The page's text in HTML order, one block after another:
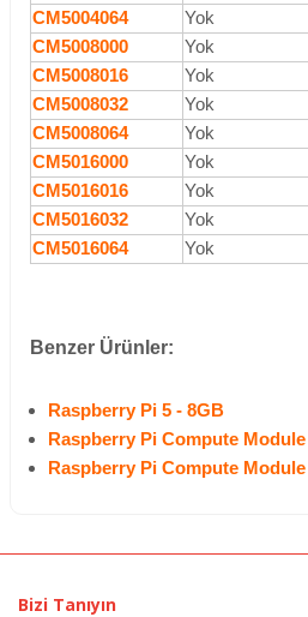
CM5004064
Yok
CM5008000
Yok
CM5008016
Yok
CM5008032
Yok
CM5008064
Yok
CM5016000
Yok
CM5016016
Yok
CM5016032
Yok
CM5016064
Yok
Benzer Ürünler:
Raspberry Pi 5 - 8GB
Raspberry Pi Compute
Raspberry Pi Compute
Bizi Tanıyın